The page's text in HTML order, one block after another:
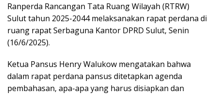
Ranperda Rancangan Tata Ruang Wilayah (RTRW)
Sulut tahun 2025-2044 melaksanakan rapat perdana di
ruang rapat Serbaguna Kantor DPRD Sulut, Senin
(16/6/2025).
Ketua Pansus Henry Walukow mengatakan bahwa
dalam rapat perdana pansus ditetapkan agenda
pembahasan, apa-apa yang harus disiapkan dan